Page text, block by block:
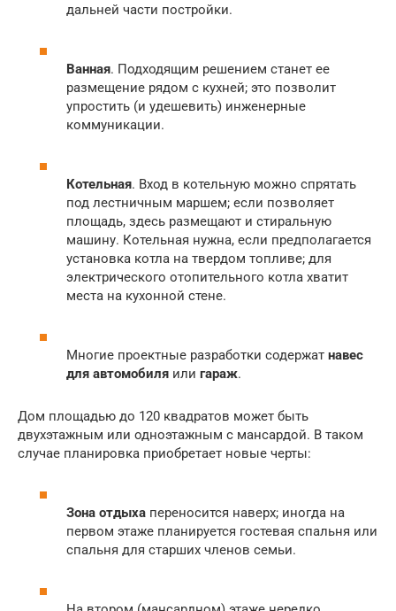
дальней части постройки.
Ванная. Подходящим решением станет ее
размещение рядом с кухней; это позволит
упростить (и удешевить) инженерные
коммуникации.
Котельная. Вход в котельную можно спрятать
под лестничным маршем; если позволяет
площадь, здесь размещают и стиральную
машину. Котельная нужна, если предполагается
установка котла на твердом топливе; для
электрического отопительного котла хватит
места на кухонной стене.
Многие проектные разработки содержат навес
для автомобиля или гараж.
Дом площадью до 120 квадратов может быть
двухэтажным или одноэтажным с мансардой. В таком
случае планировка приобретает новые черты:
Зона отдыха переносится наверх; иногда на
первом этаже планируется гостевая спальня или
спальня для старших членов семьи.